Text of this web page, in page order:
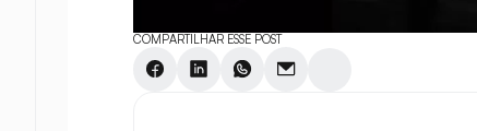
COMPARTILHAR ESSE POST